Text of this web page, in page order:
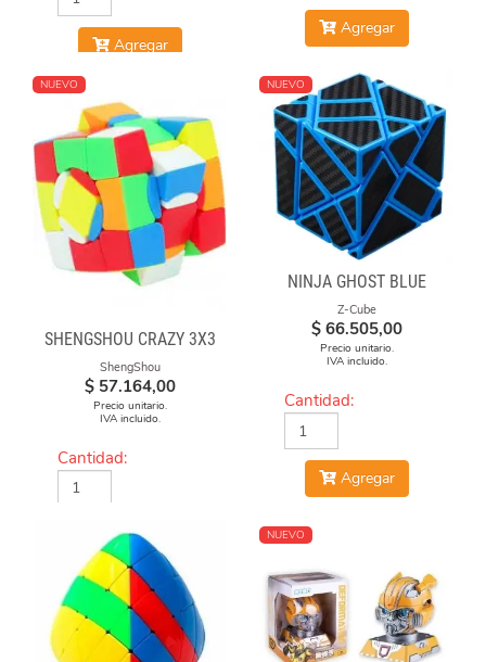
Agregar
Agregar
NUEVO
SHENGSHOU CRAZY 3X3
ShengShou
$ 57.164,00
Precio unitario.
IVA incluido.
Cantidad:
Agregar
NUEVO
NINJA GHOST BLUE
Z-Cube
$ 66.505,00
Precio unitario.
IVA incluido.
Cantidad:
Agregar
NUEVO